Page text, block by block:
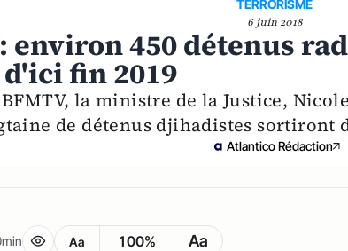
TERRORISME
6 juin 2018
environ 450 détenus
fin 2019
la ministre de la Justice,
de détenus djihadistes sortiront
Atlantico Rédaction
Aa 100% Aa